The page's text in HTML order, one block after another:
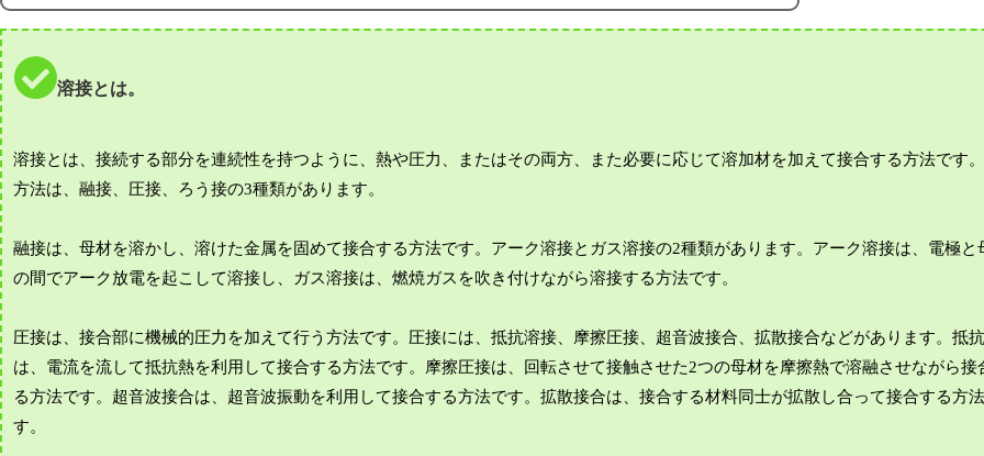
溶接とは。
溶接とは、接続する部分を連続性を持つように、熱や圧力、またはその両方、また必要に応じて溶加材を加えて接合する方法です
方法は、融接、圧接、ろう接の3種類があります。
融接は、母材を溶かし、溶けた金属を固めて接合する方法です。アーク溶接とガス溶接の2種類があります。アーク溶接は、電極と
の間でアーク放電を起こして溶接し、ガス溶接は、燃焼ガスを吹き付けながら溶接する方法です。
圧接は、接合部に機械的圧力を加えて行う方法です。圧接には、抵抗溶接、摩擦圧接、超音波接合、拡散接合などがあります。抵
は、電流を流して抵抗熱を利用して接合する方法です。摩擦圧接は、回転させて接触させた2つの母材を摩擦熱で溶融させながら接
る方法です。超音波接合は、超音波振動を利用して接合する方法です。拡散接合は、接合する材料同士が拡散し合って接合する方
す。